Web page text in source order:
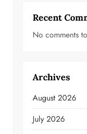
Recent
No comments
Archives
August 2026
July 2026